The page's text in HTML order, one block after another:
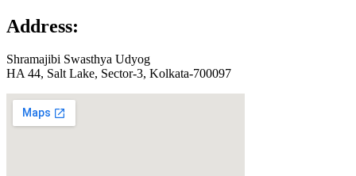
Address:
Shramajibi Swasthya Udyog
HA 44, Salt Lake, Sector-3, Kolkata-700097